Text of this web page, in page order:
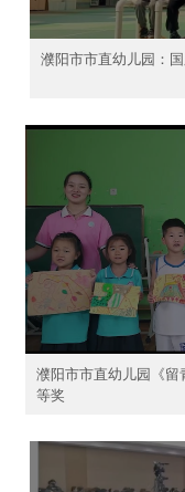
濮阳市市直幼儿园：国
濮阳市市直幼儿园《
等奖